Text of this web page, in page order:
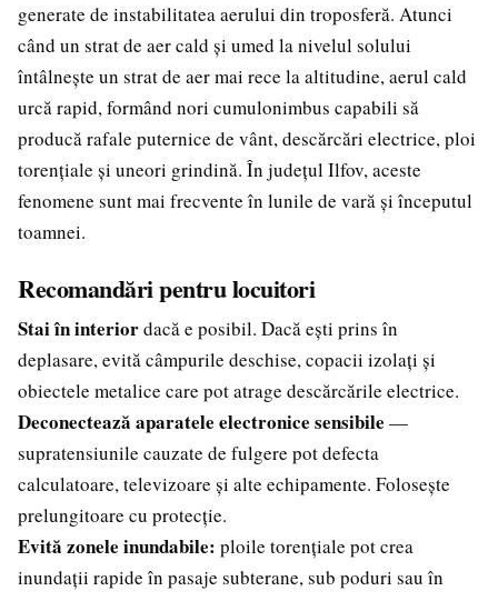
generate de instabilitatea aerului din troposferă. Atunci
când un strat de aer cald și umed la nivelul solului
întâlnește un strat de aer mai rece la altitudine, aerul cald
urcă rapid, formând nori cumulonimbus capabili să
producă rafale puternice de vânt, descărcări electrice, ploi
torențiale și uneori grindină. În județul Ilfov, aceste
fenomene sunt mai frecvente în lunile de vară și începutul
toamnei.
Recomandări pentru locuitori
Stai în interiordacă e posibil. Dacă ești prins în
deplasare, evită câmpurile deschise, copacii izolați și
obiectele metalice care pot atrage descărcările electrice.
Deconectează aparatele electronice sensibile —
supratensiunile cauzate de fulgere pot defecta
calculatoare, televizoare și alte echipamente. Folosește
prelungitoare cu protecție.
Evită zonele inundabile: ploile torențiale pot crea
inundații rapide în pasaje subterane, sub poduri sau în